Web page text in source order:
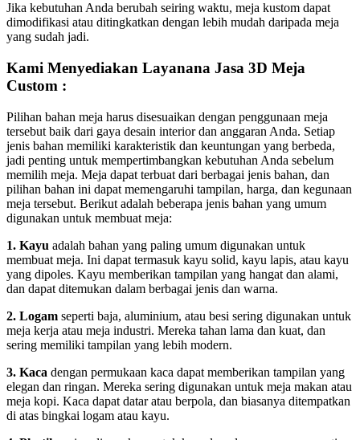
Jika kebutuhan Anda berubah seiring waktu, meja kustom dapat
dimodifikasi atau ditingkatkan dengan lebih mudah daripada meja
yang sudah jadi.
Kami Menyediakan Layanana Jasa 3D Meja
Custom :
Pilihan bahan meja harus disesuaikan dengan penggunaan meja
tersebut baik dari gaya desain interior dan anggaran Anda. Setiap
jenis bahan memiliki karakteristik dan keuntungan yang berbeda,
jadi penting untuk mempertimbangkan kebutuhan Anda sebelum
memilih meja. Meja dapat terbuat dari berbagai jenis bahan, dan
pilihan bahan ini dapat memengaruhi tampilan, harga, dan kegunaan
meja tersebut. Berikut adalah beberapa jenis bahan yang umum
digunakan untuk membuat meja:
1. Kayu adalah bahan yang paling umum digunakan untuk
membuat meja. Ini dapat termasuk kayu solid, kayu lapis, atau kayu
yang dipoles. Kayu memberikan tampilan yang hangat dan alami,
dan dapat ditemukan dalam berbagai jenis dan warna.
2. Logam seperti baja, aluminium, atau besi sering digunakan untuk
meja kerja atau meja industri. Mereka tahan lama dan kuat, dan
sering memiliki tampilan yang lebih modern.
3. Kaca dengan permukaan kaca dapat memberikan tampilan yang
elegan dan ringan. Mereka sering digunakan untuk meja makan atau
meja kopi. Kaca dapat datar atau berpola, dan biasanya ditempatkan
di atas bingkai logam atau kayu.